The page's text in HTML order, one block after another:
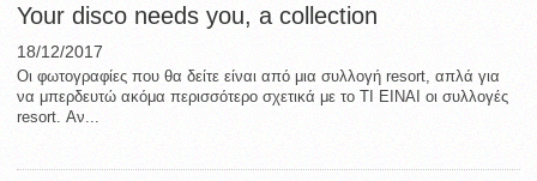
Your disco needs you, a collection
18/12/2017
Οι φωτογραφίες που θα δείτε είναι από μια συλλογή resort, απλά για
να μπερδευτώ ακόμα περισσότερο σχετικά με το ΤΙ ΕΙΝΑΙ οι συλλογές
resort. Αν...